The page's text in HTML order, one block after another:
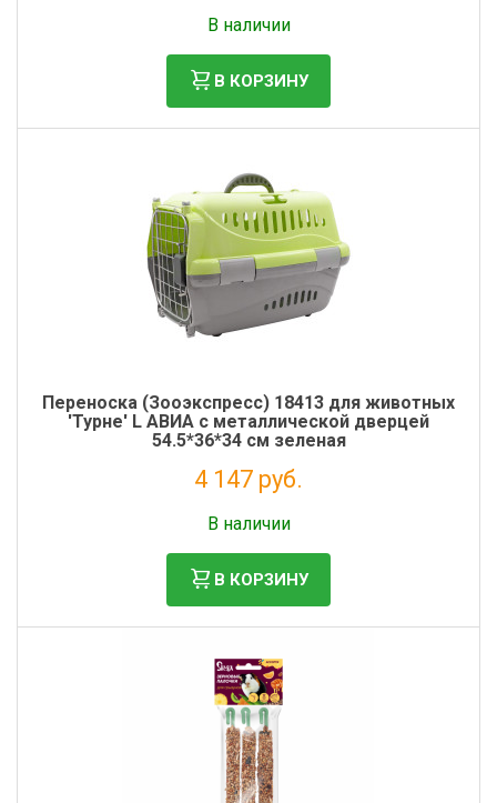
В наличии
В КОРЗИНУ
Переноска (Зооэкспресс) 18413 для животных
'Турне' L АВИА с металлической дверцей
54.5*36*34 см зеленая
4 147 руб.
В наличии
В КОРЗИНУ